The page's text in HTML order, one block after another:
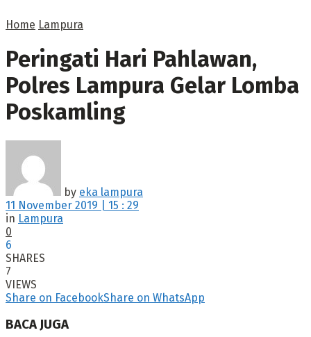
Home Lampura
Peringati Hari Pahlawan,
Polres Lampura Gelar Lomba
Poskamling
by eka lampura
11 November 2019 | 15 : 29
in Lampura
0
6
SHARES
7
VIEWS
Share on FacebookShare on WhatsApp
BACA JUGA